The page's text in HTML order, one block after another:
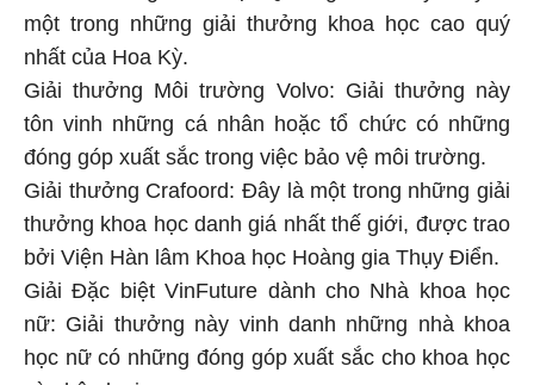
một trong những giải thưởng khoa học cao quý
nhất của Hoa Kỳ.
Giải thưởng Môi trường Volvo: Giải thưởng này
tôn vinh những cá nhân hoặc tổ chức có những
đóng góp xuất sắc trong việc bảo vệ môi trường.
Giải thưởng Crafoord: Đây là một trong những giải
thưởng khoa học danh giá nhất thế giới, được trao
bởi Viện Hàn lâm Khoa học Hoàng gia Thụy Điển.
Giải Đặc biệt VinFuture dành cho Nhà khoa học
nữ: Giải thưởng này vinh danh những nhà khoa
học nữ có những đóng góp xuất sắc cho khoa học